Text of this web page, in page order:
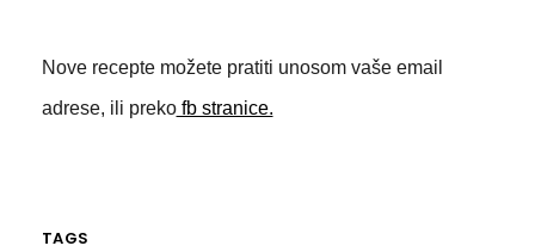
Nove recepte možete pratiti unosom vaše email
adrese, ili prekofb stranice.
TAGS